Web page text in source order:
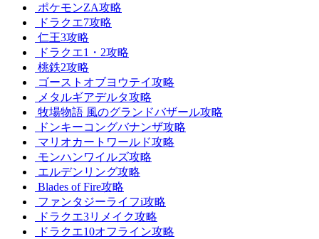
ポケモンZA攻略
ドラクエ7攻略
仁王3攻略
ドラクエ1・2攻略
桃鉄2攻略
ゴーストオブヨウテイ攻略
メタルギアデルタ攻略
牧場物語 風のグランドバザール攻略
ドンキーコングバナンザ攻略
マリオカートワールド攻略
モンハンワイルズ攻略
エルデンリング攻略
Blades of Fire攻略
ファンタジーライフi攻略
ドラクエ3リメイク攻略
ドラクエ10オフライン攻略